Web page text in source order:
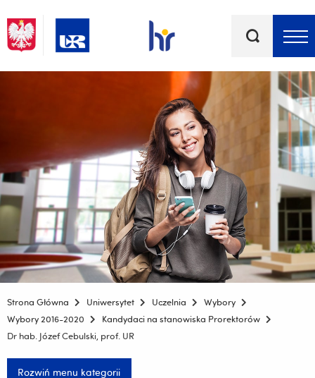
kluczowe
Strona Główna Uniwersytet Uczelnia
Wybory
Wybory 2016-2020
Kandydaci na stanowiska Prorektorów
Dr hab. Józef Cebulski, prof. UR
Rozwiń menu kategorii